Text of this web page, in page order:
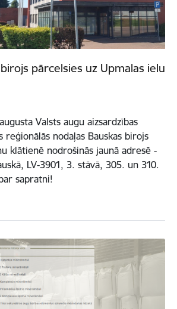
pārcelsies uz Upmalas ielu
Valsts augu aizsardzības
reģionālās nodaļas Bauskas birojs
klātienē nodrošinās jaunā adresē -
LV-3901, 3. stāvā, 305. un 310.
sapratni!